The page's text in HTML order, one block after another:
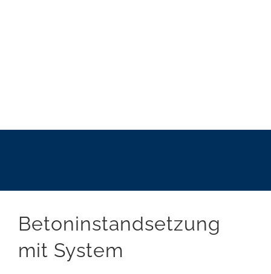
Betoninstandsetzung
mit System